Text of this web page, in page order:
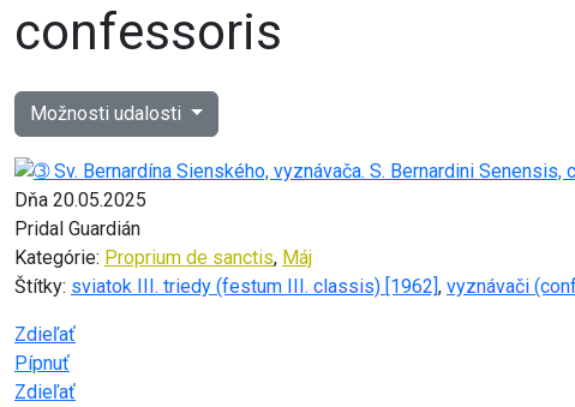
confessoris
Možnosti udalosti
Dňa 20.05.2025
Pridal Guardián
Kategórie: Proprium de sanctis, Máj
Štítky: sviatok III. triedy (festum III. classis) [1962], vyznávači
Zdieľať
Pípnuť
Zdieľať